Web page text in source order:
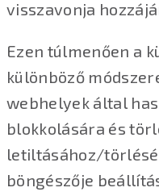
visszavonja
Ezen túlmenően a
különböző
webhelyek által
blokkolására és
letiltásához/
böngészője